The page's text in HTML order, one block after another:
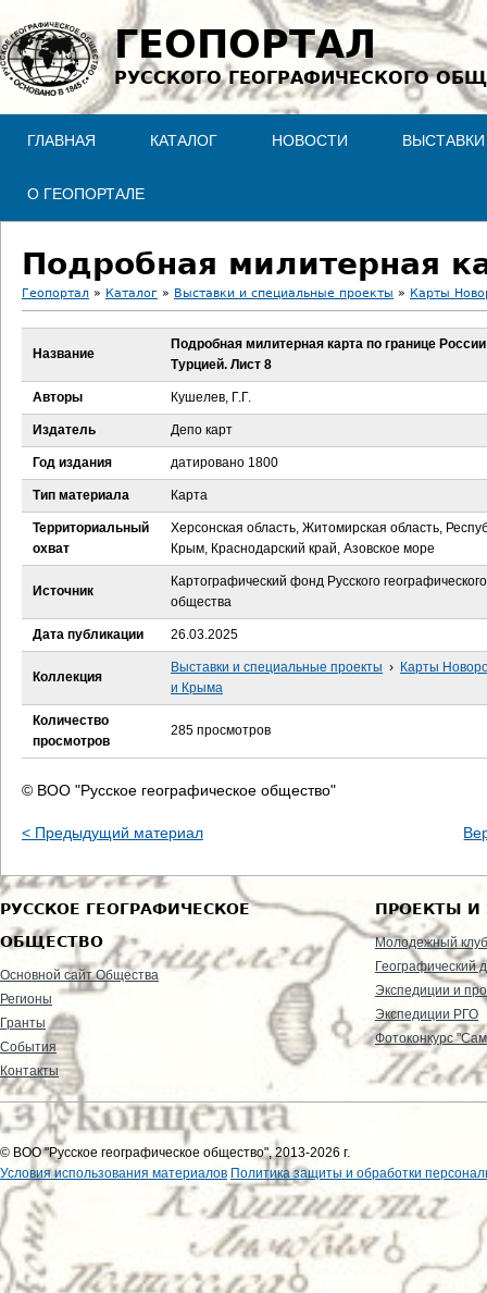
Jump to navigation
ГЕОПОРТАЛ
РУССКОГО ГЕОГРАФИЧЕСКОГО
ГЛАВНАЯ КАТАЛОГ НОВОСТИ ВЫСТАВКИ
О ГЕОПОРТАЛЕ
В
з
д
е
ь
Геопортал » Каталог » Выставки и специальные проекты » Карты
Название
Подробная милитерная карта по границе
Турцией. Лист 8
Авторы Кушелев, Г.Г.
Издатель Депо карт
Год издания датировано 1800
Тип материала Карта
Территориальный
охват
Херсонская область, Житомирская область,
Крым, Краснодарский край, Азовское море
Источник
Картографический фонд Русского географического
общества
Дата публикации 26.03.2025
Коллекция
Выставки и специальные проекты › Карты
и Крыма
Количество
просмотров
285 просмотров
© ВОО "Русское географическое общество"
< Предыдущий материал
РУССКОЕ ГЕОГРАФИЧЕСКОЕ
ОБЩЕСТВО
Основной сайт Общества
Регионы
Гранты
События
Контакты
ПРОЕКТЫ И
Молодежный клуб
Географический
Экспедиции и
Экспедиции РГО
Фотоконкурс
© ВОО "Русское географическое общество", 2013-2026 г.
Условия использования материалов Политика защиты и обработки